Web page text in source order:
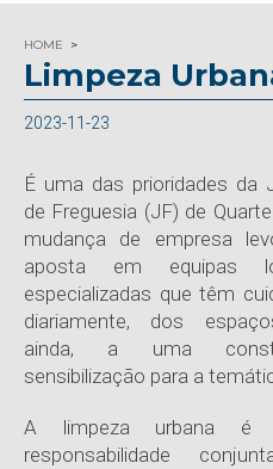
HOME
Limpeza
2023-11-23
É uma das prioridades da
de Freguesia (JF) de
mudança de empresa
aposta em equipas
especializadas que têm
diariamente, dos
ainda, a uma
sensibilização para a
A limpeza urbana é
responsabilidade